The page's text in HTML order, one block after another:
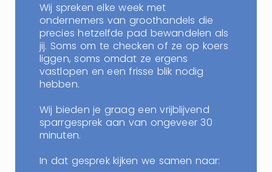
Wij spreken elke week met
ondernemers van groothandels die
precies hetzelfde pad bewandelen als
jij. Soms om te checken of ze op koers
liggen, soms omdat ze ergens
vastlopen en een frisse blik nodig
hebben.
Wij bieden je graag een vrijblijvend
sparrgesprek aan van ongeveer 30
minuten.
In dat gesprek kijken we samen naar: